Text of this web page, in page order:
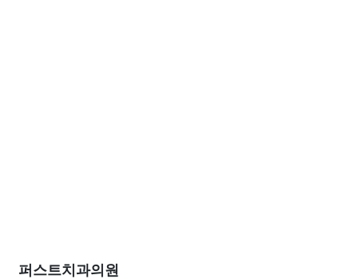
퍼스트치과의원